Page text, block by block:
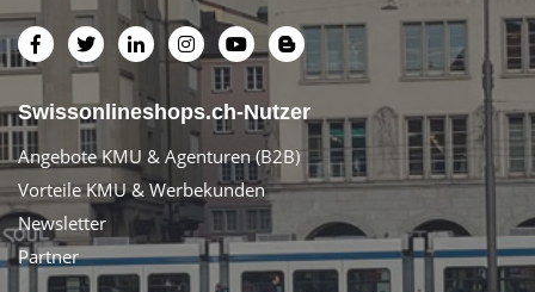
Swissonlineshops.ch-Nutzer
Angebote KMU & Agenturen (B2B)
Vorteile KMU & Werbekunden
Newsletter
Partner